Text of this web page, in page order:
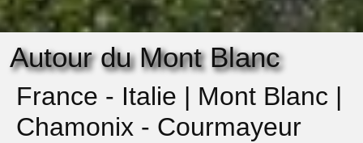
Autour du Mont Blanc
France - Italie | Mont Blanc |
Chamonix - Courmayeur